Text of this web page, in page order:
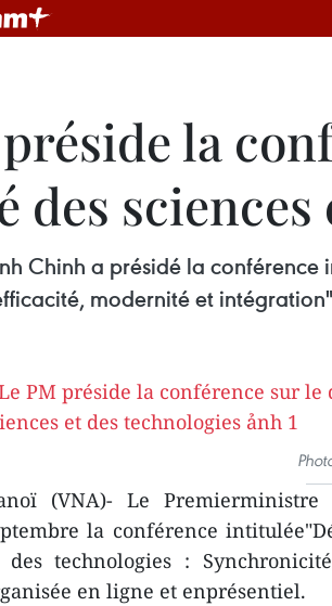
la
des
Chinh a présidé la
modernité et
(VNA)- Le
la conférence
des technologies :
en ligne et enprésentiel.